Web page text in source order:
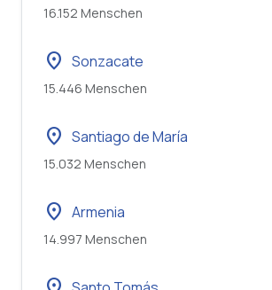
16.152 Menschen
location_on Sonzacate
15.446 Menschen
location_on Santiago de María
15.032 Menschen
location_on Armenia
14.997 Menschen